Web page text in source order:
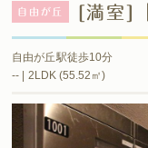
自由が丘 [満室]
自由が丘駅徒歩10分
-- | 2LDK (55.52㎡)